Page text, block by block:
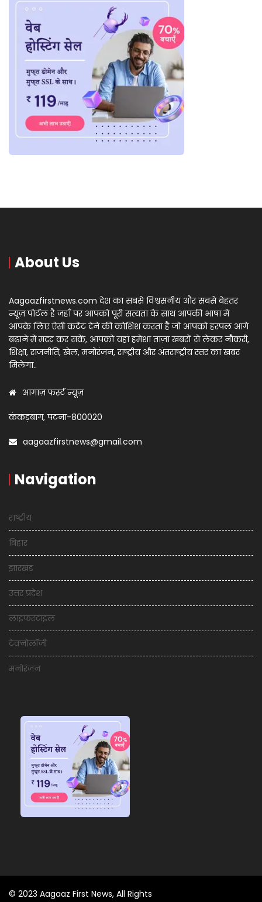
About Us
Aagaazfirstnews.com देश का सबसे विश्वसनीय और सबसे बेहतर
न्यूज़ पोर्टल है जहाँ पर आपको पूरी सत्यता के साथ आपकी भाषा में
आपके लिए ऐसी कंटेंट देने की कोशिश करता है जो आपको हरपल आगे
बढ़ाने में मदद कर सकें, आपको यहां हमेशा ताज़ा खबरों से लेकर नौकरी,
शिक्षा, राजनीति, खेल, मनोरंजन, राष्ट्रीय और अंतराष्ट्रीय स्तर का खबर
मिलेगा..
आगाज़ फर्स्ट न्यूज़
कंकड़बाग, पटना-800020
aagaazfirstnews@gmail.com
Navigation
राष्ट्रीय
बिहार
झारखंड
उत्तर प्रदेश
लाइफस्टाइल
टेक्नोलॉजी
मनोरंजन
© 2023 Aagaaz First News, All Rights